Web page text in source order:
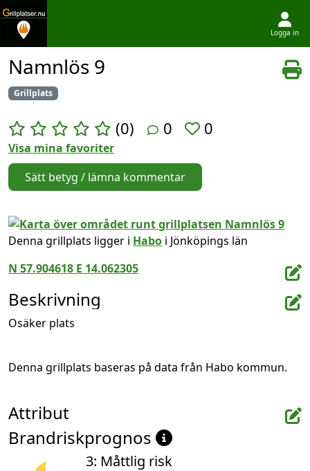
Logga in
Namnlös 9
Grillplats
(0) 0 0
Visa mina favoriter
Sätt betyg / lämna kommentar
Denna grillplats ligger i Habo i Jönköpings län
N 57.904618 E 14.062305
Beskrivning
Osäker plats
Denna grillplats baseras på data från Habo kommun.
Attribut
Brandriskprognos
3: Måttlig risk